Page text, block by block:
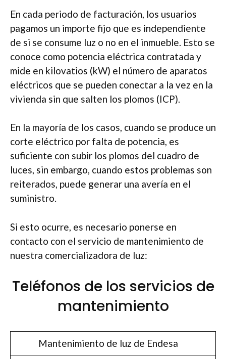
En cada periodo de facturación, los usuarios
pagamos un importe fijo que es independiente
de si se consume luz o no en el inmueble. Esto se
conoce como potencia eléctrica contratada y
mide en kilovatios (kW) el número de aparatos
eléctricos que se pueden conectar a la vez en la
vivienda sin que salten los plomos (ICP).
En la mayoría de los casos, cuando se produce un
corte eléctrico por falta de potencia, es
suficiente con subir los plomos del cuadro de
luces, sin embargo, cuando estos problemas son
reiterados, puede generar una avería en el
suministro.
Si esto ocurre, es necesario ponerse en
contacto con el servicio de mantenimiento de
nuestra comercializadora de luz:
Teléfonos de los servicios de
mantenimiento
Mantenimiento de luz de Endesa